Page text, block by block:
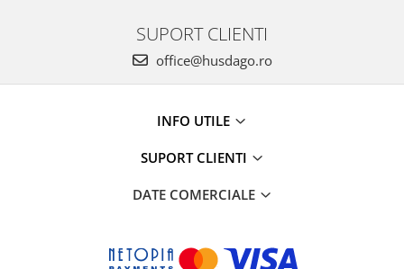
SUPORT CLIENTI
office@husdago.ro
INFO UTILE
SUPORT CLIENTI
DATE COMERCIALE